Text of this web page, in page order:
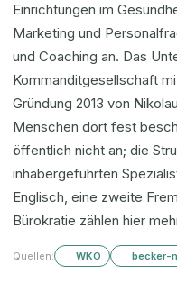
Einrichtungen im
Marketing und
und Coaching an. Das
Kommanditgesellschaft
Gründung 2013 von
Menschen dort fest
öffentlich nicht an; die
inhabergeführten
Englisch, eine zweite
Bürokratie zählen hier
Quellen: WKO becker-